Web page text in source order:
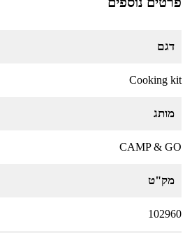
דגם
Cooking kit
מותג
CAMP & GO
מק"ט
102960